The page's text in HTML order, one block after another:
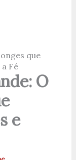
que
Fé
O
e